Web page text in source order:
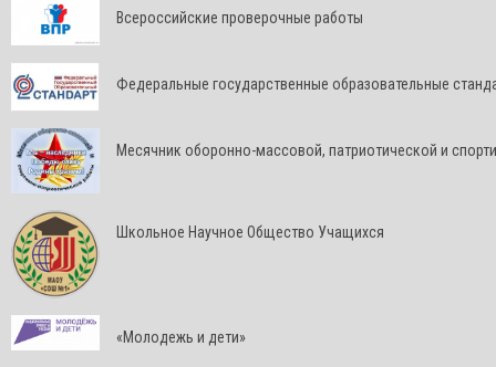
Всероссийские проверочные работы
Федеральные государственные образовательные
Месячник оборонно-массовой, патриотической и
Школьное Научное Общество Учащихся
«Молодежь и дети»